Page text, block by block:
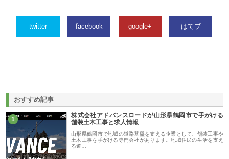
twitter facebook google+ はてブ
おすすめ記事
1
株式会社アドバンスロードが山形県鶴岡市で手がける
舗装土木工事と求人情報
山形県鶴岡市で地域の道路基盤を支える企業として、舗装工事や
土木工事を手がける専門会社があります。地域住民の生活を支え
る道…